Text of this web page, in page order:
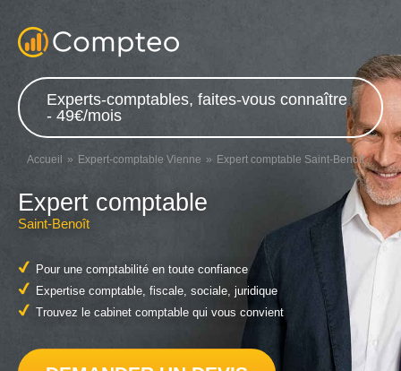
Experts-comptables, faites-vous connaître
- 49€/mois
Accueil Expert-comptable Vienne Expert comptable Saint-Benoît
Expert comptable
Saint-Benoît
Pour une comptabilité en toute confiance
Expertise comptable, fiscale, sociale, juridique
Trouvez le cabinet comptable qui vous convient